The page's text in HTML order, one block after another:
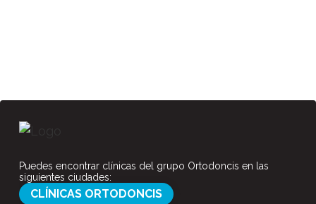
Puedes encontrar clínicas del grupo Ortodoncis en las
siguientes ciudades:
CLÍNICAS ORTODONCIS